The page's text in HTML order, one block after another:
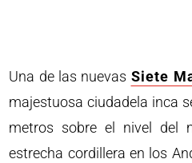
Una de las nuevas Siete
majestuosa ciudadela inca
metros sobre el nivel del
estrecha cordillera en los